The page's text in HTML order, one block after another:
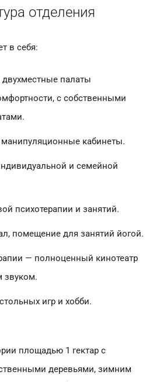
отделения
в себя:
палаты
с собственными
кабинеты.
и семейной
психотерапии и занятий.
помещение для занятий йогой.
— полноценный кинотеатр
звуком.
игр и хобби.
площадью 1 гектар с
деревьями, зимним